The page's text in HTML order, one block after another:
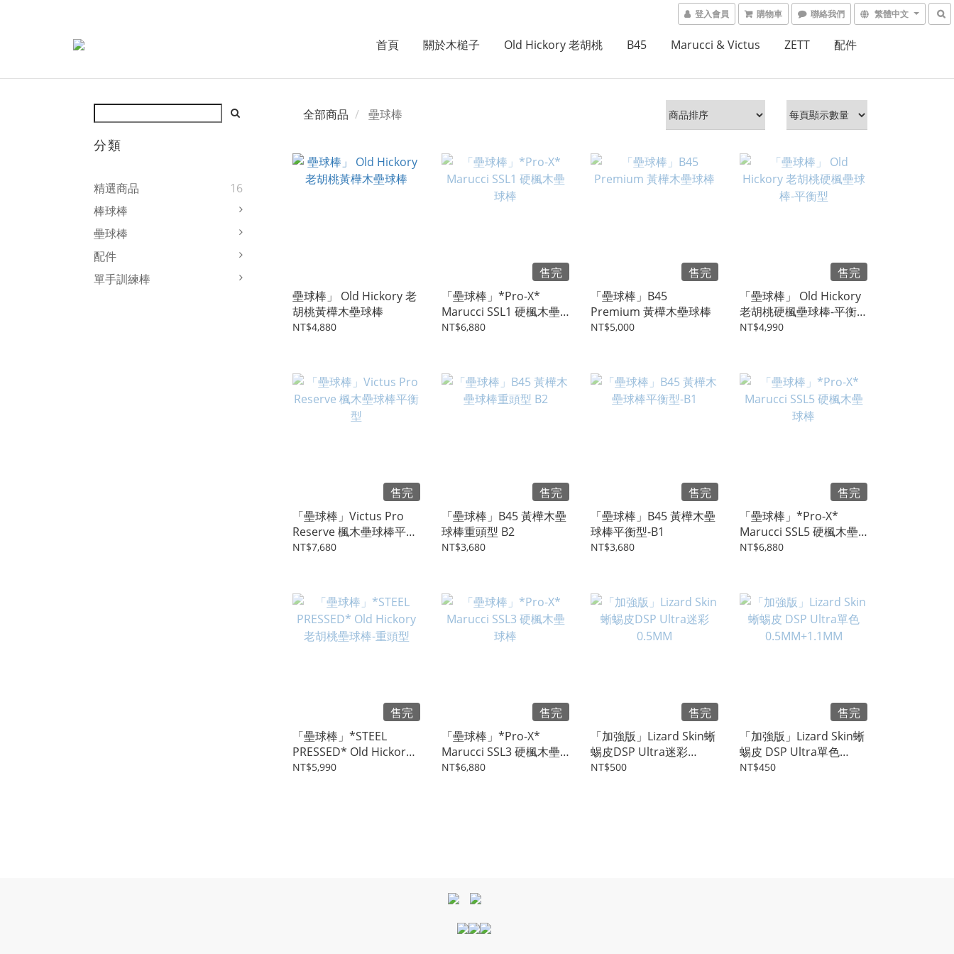
登入會員 購物車 聯絡我們 繁體中文
首頁 關於木槌子 Old Hickory 老胡桃 B45 Marucci & Victus ZETT 配件
分類
精選商品
16
棒球棒
壘球棒
配件
單手訓練棒
全部商品 壘球棒
壘球棒」 Old Hickory 老
胡桃黃樺木壘球棒
NT$4,880
售完
「壘球棒」*Pro-X*
Marucci SSL1 硬楓木壘
球棒
NT$6,880
售完
「壘球棒」B45
Premium 黃樺木壘球棒
NT$5,000
售完
「壘球棒」 Old Hickory
老胡桃硬楓壘球棒-平衡
型
NT$4,990
售完
「壘球棒」Victus Pro
Reserve 楓木壘球棒平衡
型
NT$7,680
售完
「壘球棒」B45 黃樺木壘
球棒重頭型 B2
NT$3,680
售完
「壘球棒」B45 黃樺木壘
球棒平衡型-B1
NT$3,680
售完
「壘球棒」*Pro-X*
Marucci SSL5 硬楓木壘
球棒
NT$6,880
售完
「壘球棒」*STEEL
PRESSED* Old Hickory
老胡桃壘球棒-重頭型
NT$5,990
售完
「壘球棒」*Pro-X*
Marucci SSL3 硬楓木壘
球棒
NT$6,880
售完
「加強版」Lizard Skin蜥
蜴皮DSP Ultra迷彩
0.5MM
NT$500
售完
「加強版」Lizard Skin蜥
蜴皮 DSP Ultra單色
0.5MM+1.1MM
NT$450